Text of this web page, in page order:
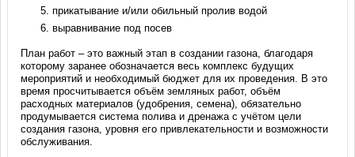
прикатывание и/или обильный пролив водой
выравнивание под посев
План работ – это важный этап в создании газона, благодаря
которому заранее обозначается весь комплекс будущих
мероприятий и необходимый бюджет для их проведения. В это
время просчитывается объём земляных работ, объём
расходных материалов (удобрения, семена), обязательно
продумывается система полива и дренажа с учётом цели
создания газона, уровня его привлекательности и возможности
обслуживания.